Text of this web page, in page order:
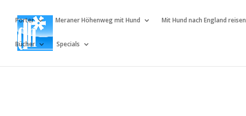
Porter Meraner Höhenweg mit Hund Mit Hund nach England reisen
Bücher Specials